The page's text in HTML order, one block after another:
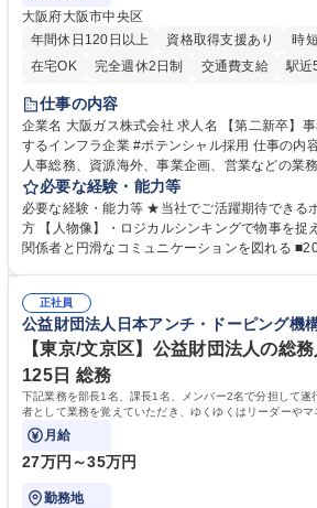
大阪府大阪市中央区
年間休日120日以上
資格取得支援あり 時
在宅OK
完全週休2日制 交通費支給 駅近
服装自由
第二新卒歓迎
仕事の内容
企業名 大阪ガス株式会社 求人名 【第二新卒】事務系総合職 #関西を代表
するインフラ企業 #ポテンシャル採用 仕事の内容 事務系総合職として、
人事総務、資源海外、事業企画、営業などの業
す。 【業務内容の一例】■所属事業部の勤労業
務 ■営業部門の企画スタッフ、ルート営業 【キャリアパス】入社後の配属
ポジションで一定期間ご活躍頂いた後、本人の
鑑みてジョブローテーションを行います。 【育
表するインフラ企業 #ポテンシャル採用
必要な経験・能力等
必要な経験・能力等 ★当社でご活躍期待できる
方 【人物像】・ロジカルシンキングで物事を捉
関係者と円滑なコミュニケーションを図れる ■2024年度から2026年度ま
72.html ■エネルギーセキュリティの不安定化や
甚大化など、これまで以上に社会課題解決の重
「未来の日常」の創造に向けて持続可能な社会
す。 学歴・資格 学歴：大学院 大学 語学力： 資
正社員
公益財団法人日本アンチ・ドーピング機
【東京/文京区】公益財団法人の総
125日 総務
下記業務を部長1名、課長1名、メンバー2名で分担して遂
者として業務を覚えていただき、ゆくゆくはリーダーやマ
躍いただくことを期待しています。
月給
27万円～35万円
勤務地